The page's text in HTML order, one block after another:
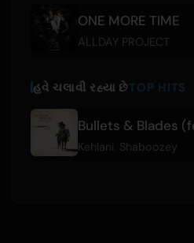
ONE MORE TIME
ALLDAY PROJECT
હવે ચલાવી રહ્યા છેTOP HITS
Bullets & Blades
Kehlani Shaboozey